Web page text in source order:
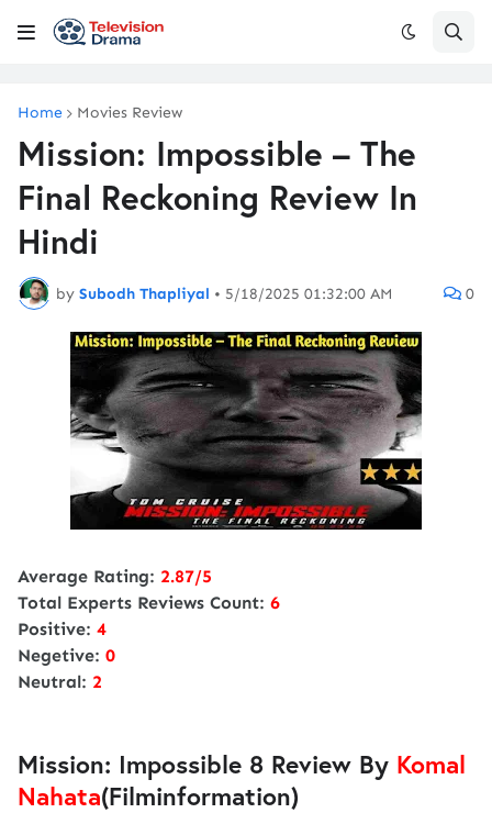
Home Movies Review
Mission: Impossible – The
Final Reckoning Review In
Hindi
by Subodh Thapliyal • 5/18/2025 01:32:00 AM 0
Average Rating: 2.87/5
Total Experts Reviews Count: 6
Positive: 4
Negetive: 0
Neutral: 2
Mission: Impossible 8 Review By Komal
Nahata(Filminformation)